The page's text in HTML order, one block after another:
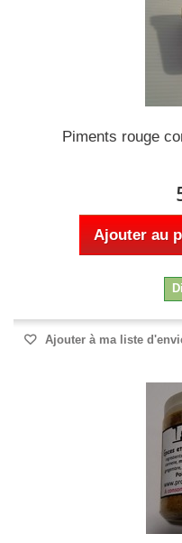
Piments rouge
Ajouter au
Ajouter à ma liste